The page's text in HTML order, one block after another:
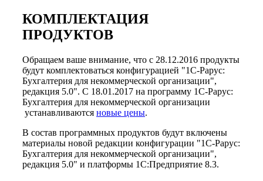
КОМПЛЕКТАЦИЯ
ПРОДУКТОВ
Обращаем ваше внимание, что с 28.12.2016 продукты
будут комплектоваться конфигурацией "1С-Рарус:
Бухгалтерия для некоммерческой организации",
редакция 5.0". С 18.01.2017 на программу 1С-Рарус:
Бухгалтерия для некоммерческой организации
устанавливаются новые цены.
В состав программных продуктов будут включены
материалы новой редакции конфигурации "1С-Рарус:
Бухгалтерия для некоммерческой организации",
редакция 5.0" и платформы 1С:Предприятие 8.3.